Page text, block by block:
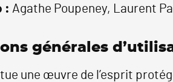
: Agathe Poupeney, Laurent
générales
une œuvre de l’esprit